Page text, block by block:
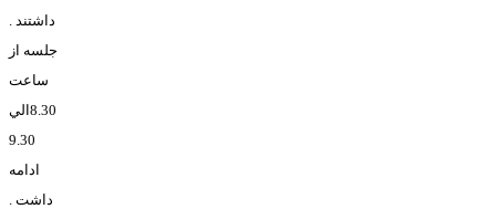
داشتند .
جلسه از
ساعت
8.30الي
9.30
ادامه
داشت .